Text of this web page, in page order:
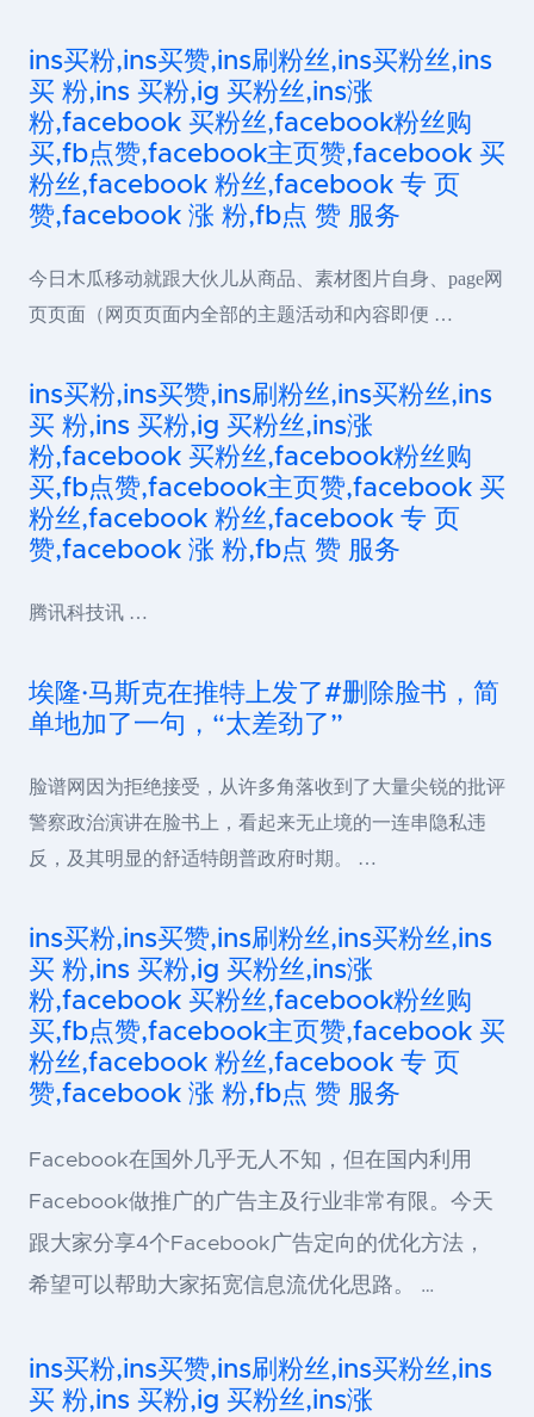
ins买粉,ins买赞,ins刷粉丝,ins买粉丝,ins
买 粉,ins 买粉,ig 买粉丝,ins涨
粉,facebook 买粉丝,facebook粉丝购
买,fb点赞,facebook主页赞,facebook 买
粉丝,facebook 粉丝,facebook 专 页
赞,facebook 涨 粉,fb点 赞 服务
今日木瓜移动就跟大伙儿从商品、素材图片自身、page网
页页面（网页页面内全部的主题活动和內容即便 …
ins买粉,ins买赞,ins刷粉丝,ins买粉丝,ins
买 粉,ins 买粉,ig 买粉丝,ins涨
粉,facebook 买粉丝,facebook粉丝购
买,fb点赞,facebook主页赞,facebook 买
粉丝,facebook 粉丝,facebook 专 页
赞,facebook 涨 粉,fb点 赞 服务
腾讯科技讯 …
埃隆·马斯克在推特上发了#删除脸书，简
单地加了一句，“太差劲了”
脸谱网因为拒绝接受，从许多角落收到了大量尖锐的批评
警察政治演讲在脸书上，看起来无止境的一连串隐私违
反，及其明显的舒适特朗普政府时期。 …
ins买粉,ins买赞,ins刷粉丝,ins买粉丝,ins
买 粉,ins 买粉,ig 买粉丝,ins涨
粉,facebook 买粉丝,facebook粉丝购
买,fb点赞,facebook主页赞,facebook 买
粉丝,facebook 粉丝,facebook 专 页
赞,facebook 涨 粉,fb点 赞 服务
Facebook在国外几乎无人不知，但在国内利用
Facebook做推广的广告主及行业非常有限。今天
跟大家分享4个Facebook广告定向的优化方法，
希望可以帮助大家拓宽信息流优化思路。 …
ins买粉,ins买赞,ins刷粉丝,ins买粉丝,ins
买 粉,ins 买粉,ig 买粉丝,ins涨